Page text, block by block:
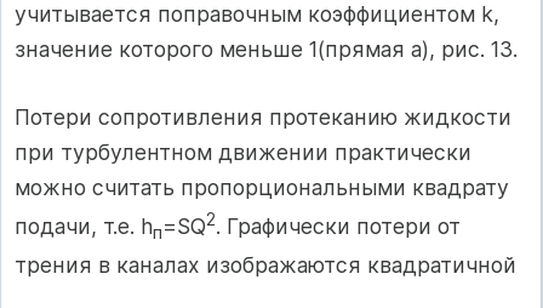
учитывается поправочным коэффициентом k,
значение которого меньше 1(прямая a), рис. 13.
Потери сопротивления протеканию жидкости
при турбулентном движении практически
можно считать пропорциональными квадрату
подачи, т.е. hп=SQ2. Графически потери от
трения в каналах изображаются квадратичной